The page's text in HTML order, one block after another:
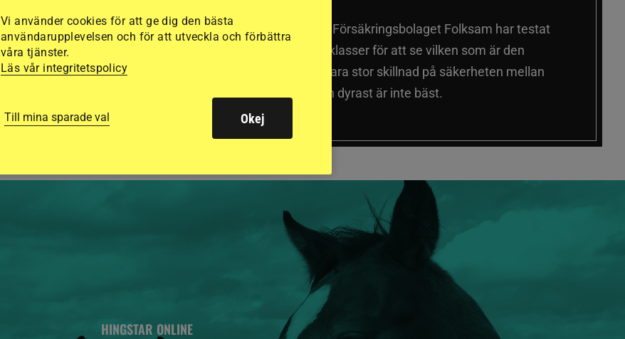
Stort test av ridhjälmar Försäkringsbolaget Folksam har testat
15 ridhjälmar i olika prisklasser för att se vilken som är den
säkraste. Det visar sig vara stor skillnad på säkerheten mellan
de olika hjälmarna – och dyrast är inte bäst.
HINGSTAR ONLINE
Vi använder cookies för att ge dig den bästa
användarupplevelsen och för att utveckla och förbättra
våra tjänster.
Läs vår integritetspolicy
Till mina sparade val Okej